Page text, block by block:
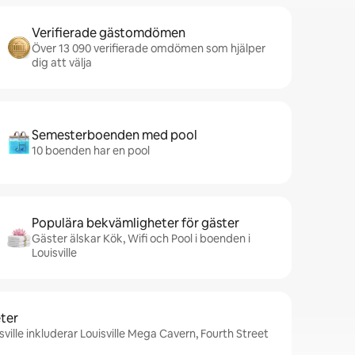
Verifierade gästomdömen
Över 13 090 verifierade omdömen som hjälper
dig att välja
Semesterboenden med pool
10 boenden har en pool
Populära bekvämligheter för gäster
Gäster älskar Kök, Wifi och Pool i boenden i
Louisville
inkluderar Louisville Mega Cavern, Fourth Street